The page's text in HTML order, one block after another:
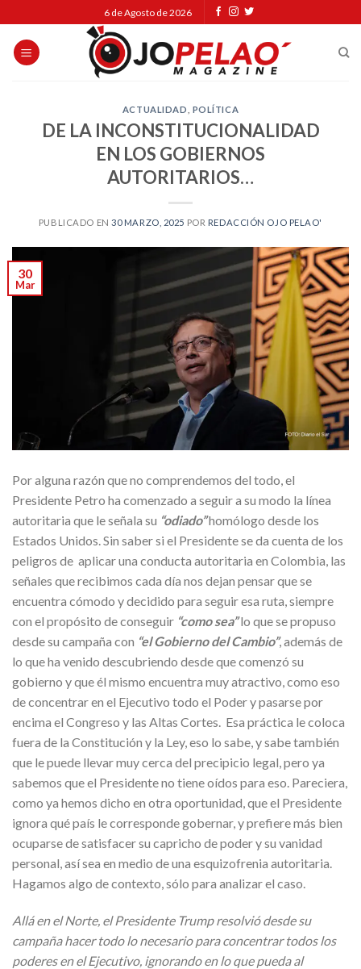
to
content
6 de Agosto de 2026
ACTUALIDAD POLÍTICA
DE LA INCONSTITUCIONALIDAD
EN LOS GOBIERNOS
AUTORITARIOS…
PUBLICADO EN30 MARZO, 2025 POR REDACCIÓN OJO PELAO'
30
Mar
Por alguna razón que no comprendemos del todo, el
Presidente Petro ha comenzado a seguir a su modo la línea
autoritaria que le señala su “odiado”homólogo desde los
Estados Unidos. Sin saber si el Presidente se da cuenta de los
peligros de aplicar una conducta autoritaria en Colombia, las
señales que recibimos cada día nos dejan pensar que se
encuentra cómodo y decidido para seguir esa ruta, siempre
con el propósito de conseguir “como sea”lo que se propuso
desde su campaña con “el Gobierno del Cambio”, además de
lo que ha venido descubriendo desde que comenzó su
gobierno y que él mismo encuentra muy atractivo, como eso
de concentrar en el Ejecutivo todo el Poder y pasarse por
encima el Congreso y las Altas Cortes. Esa práctica le coloca
fuera de la Constitución y la Ley, eso lo sabe, y sabe también
que le puede llevar muy cerca del precipicio legal, pero ya
sabemos que el Presidente no tiene oídos para eso. Pareciera,
como ya hemos dicho en otra oportunidad, que el Presidente
ignora qué país le corresponde gobernar, y prefiere más bien
ocuparse de satisfacer su capricho de poder y su vanidad
personal, así sea en medio de una esquizofrenia autoritaria.
Hagamos algo de contexto, sólo para analizar el caso.
Allá en el Norte, el Presidente Trump resolvió desde su
campaña hacer todo lo necesario para concentrar todos los
poderes en el Ejecutivo, ignorando en lo que pueda al